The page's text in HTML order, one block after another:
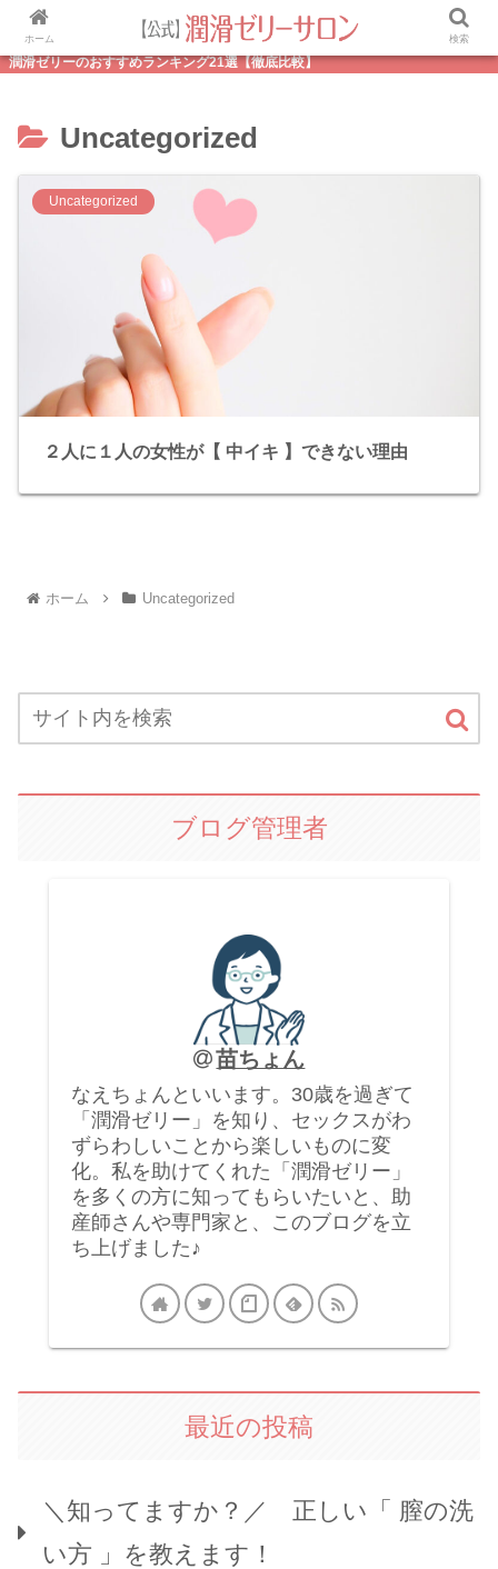
潤滑ゼリーのおすすめランキング21選【徹底比較】
Uncategorized
Uncategorized
２人に１人の女性が【 中イキ 】できない理由
ホーム Uncategorized
ブログ管理者
苗ちょん
なえちょんといいます。30歳を過ぎて
「潤滑ゼリー」を知り、セックスがわ
ずらわしいことから楽しいものに変
化。私を助けてくれた「潤滑ゼリー」
を多くの方に知ってもらいたいと、助
産師さんや専門家と、このブログを立
ち上げました♪
最近の投稿
＼知ってますか？／ 正しい「 膣の洗
い方 」を教えます！
ホーム 検索